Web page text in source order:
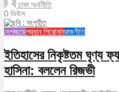
ঢাকা অর্থনীতি
0 ভিউস
দেশজুড়েপ্রধান শিরোনামরাজনীতি
ইতিহাসের নিকৃষ্টতম ঘৃণ্য
হাসিনা: বললেন রিজভী